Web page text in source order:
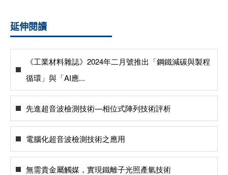
延伸閱讀
《工業材料雜誌》2024年二月號推出「鋼鐵減碳與製程
循環」與「AI應...
先進超音波檢測技術—相位式陣列技術評析
電腦化超音波檢測技術之應用
無需貴金屬觸媒，實現鐵離子光照產氫技術